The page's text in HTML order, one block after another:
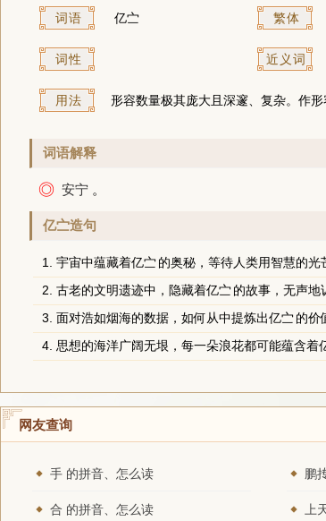
词语 亿㝉 繁体
词性 近义词
用法 形容数量极其庞大且深邃、复杂。作形
词语解释
◎ 安宁 。
亿㝉造句
1. 宇宙中蕴藏着亿㝉的奥秘，等待人类用智慧的光
2. 古老的文明遗迹中，隐藏着亿㝉的故事，无声地
3. 面对浩如烟海的数据，如何从中提炼出亿㝉的价
4. 思想的海洋广阔无垠，每一朵浪花都可能蕴含着
网友查询
手 的拼音、怎么读 鹏
合 的拼音、怎么读